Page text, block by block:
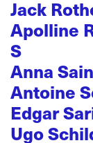
Jack
Apolline
S
Anna
Antoine
Edgar
Ugo